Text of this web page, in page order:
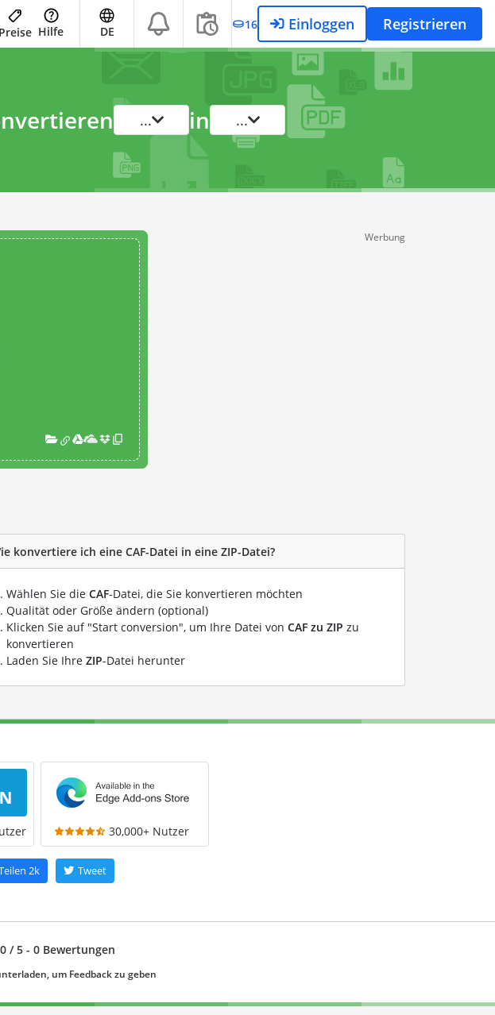
Preise Hilfe DE 16 Einloggen Registrieren
... in ...
Werbung
konvertiere ich eine CAF-Datei in eine ZIP-Datei?
Wählen Sie die CAF-Datei, die Sie konvertieren möchten
Qualität oder Größe ändern (optional)
Klicken Sie auf "Start conversion", um Ihre Datei von CAF zu ZIP zu
konvertieren
Laden Sie Ihre ZIP-Datei herunter
30,000+ Nutzer
2k Tweet
0 / 5 - 0 Bewertungen
um Feedback zu geben